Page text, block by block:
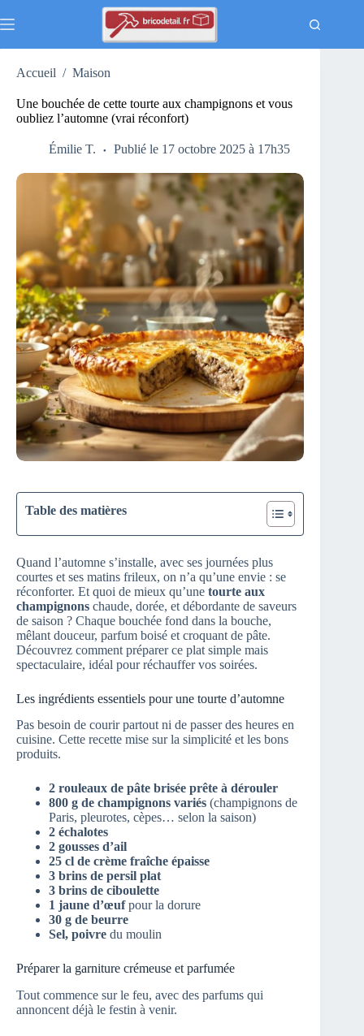
au
Accueil / Maison
Une bouchée de cette tourte aux champignons et vous
oubliez l’automne (vrai réconfort)
Émilie T. Publié le 17 octobre 2025 à 17h35
Table des matières
Quand l’automne s’installe, avec ses journées plus
courtes et ses matins frileux, on n’a qu’une envie : se
réconforter. Et quoi de mieux qu’une tourte aux
champignons chaude, dorée, et débordante de saveurs
de saison ? Chaque bouchée fond dans la bouche,
mêlant douceur, parfum boisé et croquant de pâte.
Découvrez comment préparer ce plat simple mais
spectaculaire, idéal pour réchauffer vos soirées.
Les ingrédients essentiels pour une tourte d’automne
Pas besoin de courir partout ni de passer des heures en
cuisine. Cette recette mise sur la simplicité et les bons
produits.
2 rouleaux de pâte brisée prête à dérouler
800 g de champignons variés (champignons de
Paris, pleurotes, cèpes… selon la saison)
2 échalotes
2 gousses d’ail
25 cl de crème fraîche épaisse
3 brins de persil plat
3 brins de ciboulette
1 jaune d’œufpour la dorure
30 g de beurre
Sel, poivre du moulin
Préparer la garniture crémeuse et parfumée
Tout commence sur le feu, avec des parfums qui
annoncent déjà le festin à venir.